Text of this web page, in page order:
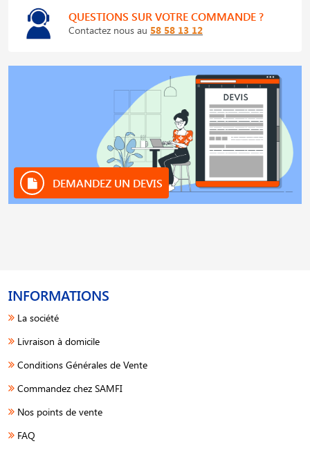
QUESTIONS SUR VOTRE COMMANDE ?
Contactez nous au 58 58 13 12
DEMANDEZ UN DEVIS
INFORMATIONS
La société
Livraison à domicile
Conditions Générales de Vente
Commandez chez SAMFI
Nos points de vente
FAQ